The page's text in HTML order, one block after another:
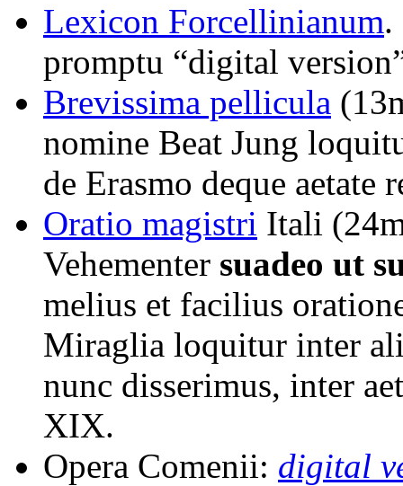
Lexicon Forcellinianum.
promptu “digital
Brevissima pellicula
nomine Beat Jung
de Erasmo deque aetate
Oratio magistri Itali
Vehementer suadeo ut
melius et facilius
Miraglia loquitur inter
nunc disserimus, inter
XIX.
Opera Comenii: digital